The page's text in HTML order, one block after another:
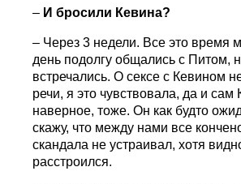
– И бросили Кевина?
– Через 3 недели. Все это время
день подолгу общались с Питом,
встречались. О сексе с Кевином
речи, я это чувствовала, да и сам
наверное, тоже. Он как будто
скажу, что между нами все
скандала не устраивал, хотя
расстроился.